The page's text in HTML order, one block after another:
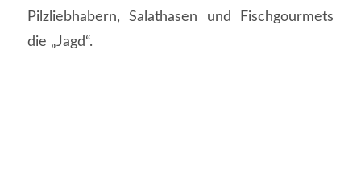
Pilzliebhabern, Salathasen und Fischgourmets
die „Jagd“.